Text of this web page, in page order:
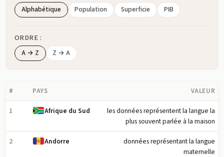
Alphabétique Population Superficie PIB
ORDRE :
A → Z Z → A
# PAYS VALEUR
1 Afrique du Sud
les données représentent la langue la
plus souvent parlée à la maison
2 Andorre
données représentant la langue
maternelle